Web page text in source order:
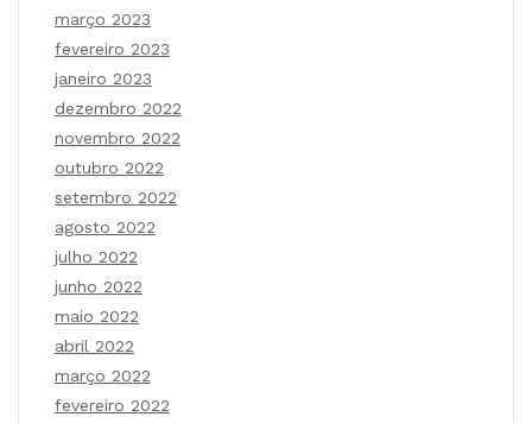
março 2023
fevereiro 2023
janeiro 2023
dezembro 2022
novembro 2022
outubro 2022
setembro 2022
agosto 2022
julho 2022
junho 2022
maio 2022
abril 2022
março 2022
fevereiro 2022